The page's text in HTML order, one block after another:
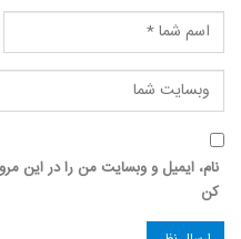
نام، ایمیل و وبسایت من را در این
کن